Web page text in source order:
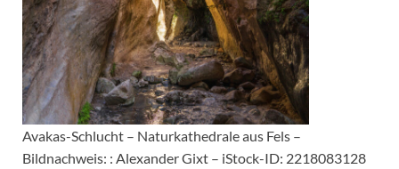
Avakas-Schlucht – Naturkathedrale aus Fels –
Bildnachweis: : Alexander Gixt – iStock-ID: 2218083128